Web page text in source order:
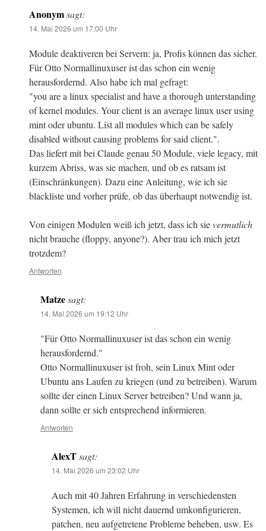
Anonym sagt:
14. Mai 2026 um 17:00 Uhr
Module deaktiveren bei Servern: ja, Profis können das sicher.
Für Otto Normallinuxuser ist das schon ein wenig
herausfordernd. Also habe ich mal gefragt:
"you are a linux specialist and have a thorough unterstanding
of kernel modules. Your client is an average linux user using
mint oder ubuntu. List all modules which can be safely
disabled without causing problems for said client.".
Das liefert mit bei Claude genau 50 Module, viele legacy, mit
kurzem Abriss, was sie machen, und ob es ratsam ist
(Einschränkungen). Dazu eine Anleitung, wie ich sie
blackliste und vorher prüfe, ob das überhaupt notwendig ist.
Von einigen Modulen weiß ich jetzt, dass ich sievermutlich
nicht brauche (floppy, anyone?). Aber trau ich mich jetzt
trotzdem?
Antworten
Matzesagt:
14. Mai 2026 um 19:12 Uhr
"Für Otto Normallinuxuser ist das schon ein wenig
herausfordernd."
Otto Normallinuxuser ist froh, sein Linux Mint oder
Ubuntu ans Laufen zu kriegen (und zu betreiben). Warum
sollte der einen Linux Server betreiben? Und wann ja,
dann sollte er sich entsprechend informieren.
Antworten
AlexTsagt:
14. Mai 2026 um 23:02 Uhr
Auch mit 40 Jahren Erfahrung in verschiedensten
Systemen, ich will nicht dauernd umkonfigurieren,
patchen, neu aufgetretene Probleme beheben, usw. Es